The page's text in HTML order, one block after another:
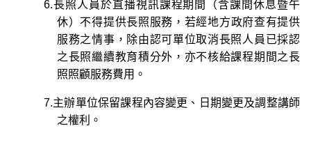
6.長照人員於直播視訊課程期間
（含課間休息暨午
休） 不得提供長照服務， 若經地方政府查有提供
服務之情事，除由認可單位取消長照人員已採認
之長照繼續教育積分外，亦不核給課程期間之長
照照顧服務費用。
7.主辦單位保留課程內容變更、日期變更及調整講師
之權利。